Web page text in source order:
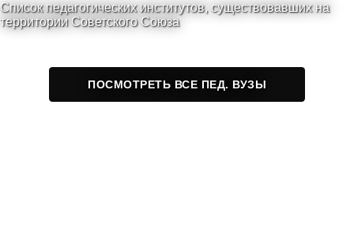
Список педагогических институтов, существовавших на
территории Советского Союза
ПОСМОТРЕТЬ ВСЕ ПЕД. ВУЗЫ